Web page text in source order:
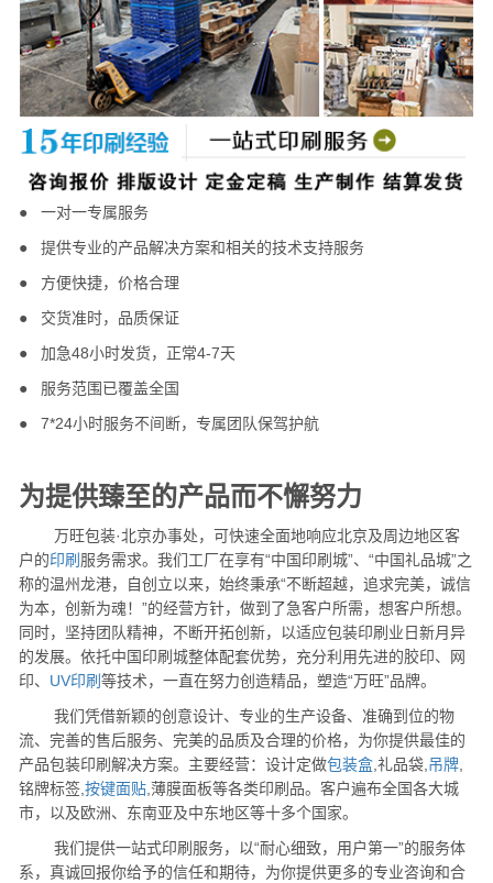
● 一对一专属服务
● 提供专业的产品解决方案和相关的技术支持服务
● 方便快捷， 价格合理
● 交货准时， 品质保证
● 加急48小时发货，正常4-7天
● 服务范围已覆盖全国
● 7*24小时服务不间断，专属团队保驾护航
为提供臻至的产品而不懈努力
万旺包装·北京办事处，可快速全面地响应北京及周边地区客
户的印刷 服务需求。我们工厂在享有“中国印刷城”、“中国礼品城”之
称的温州龙港，自创立以来，始终秉承“不断超越，追求完美，诚信
为本，创新为魂！”的经营方针，做到了急客户所需，想客户所想。
同时，坚持团队精神，不断开拓创新，以适应包装印刷业日新月异
的发展。依托中国印刷城整体配套优势，充分利用先进的胶印、网
印、 UV印刷 等技术，一直在努力创造精品，塑造“万旺”品牌。
我们凭借新颖的创意设计、专业的生产设备、准确到位的物
流、完善的售后服务、完美的品质及合理的价格，为你提供最佳的
产品包装印刷解决方案。主要经营：设计定做包装盒 ,礼品袋, 吊牌
铭牌标签, 按键面贴 ,薄膜面板等各类印刷品。客户遍布全国各大城
市，以及欧洲、东南亚及中东地区等十多个国家。
我们提供一站式印刷服务，以“耐心细致，用户第一”的服务体
系，真诚回报你给予的信任和期待，为你提供更多的专业咨询和合